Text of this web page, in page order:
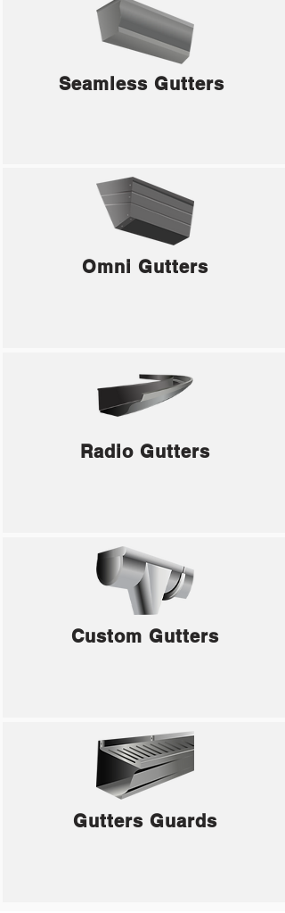
Seamless Gutters
Omni Gutters
Radio Gutters
Custom Gutters
Gutters Guards